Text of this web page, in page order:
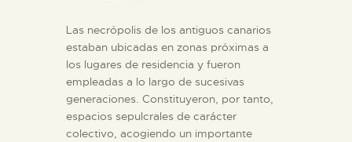
█
EL MUSEO
Las necrópolis de los antiguos canarios
estaban ubicadas en zonas próximas a
los lugares de residencia y fueron
empleadas a lo largo de sucesivas
generaciones. Constituyeron, por tanto,
espacios sepulcrales de carácter
colectivo, acogiendo un importante